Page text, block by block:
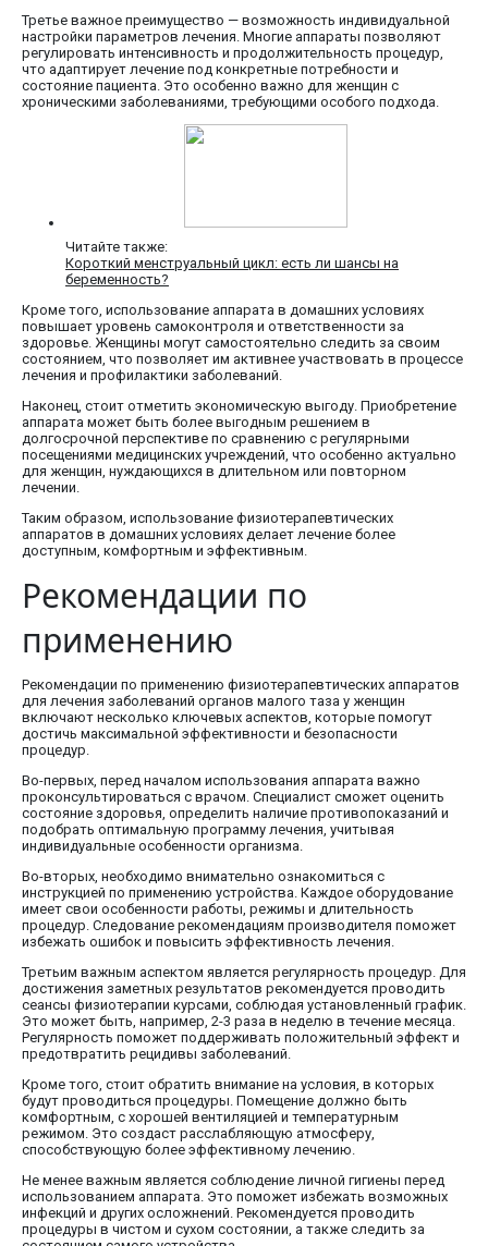
Третье важное преимущество — возможность индивидуальной
настройки параметров лечения. Многие аппараты позволяют
регулировать интенсивность и продолжительность процедур,
что адаптирует лечение под конкретные потребности и
состояние пациента. Это особенно важно для женщин с
хроническими заболеваниями, требующими особого подхода.
Читайте также:
Короткий менструальный цикл: есть ли шансы на
беременность?
Кроме того, использование аппарата в домашних условиях
повышает уровень самоконтроля и ответственности за
здоровье. Женщины могут самостоятельно следить за своим
состоянием, что позволяет им активнее участвовать в процессе
лечения и профилактики заболеваний.
Наконец, стоит отметить экономическую выгоду. Приобретение
аппарата может быть более выгодным решением в
долгосрочной перспективе по сравнению с регулярными
посещениями медицинских учреждений, что особенно актуально
для женщин, нуждающихся в длительном или повторном
лечении.
Таким образом, использование физиотерапевтических
аппаратов в домашних условиях делает лечение более
доступным, комфортным и эффективным.
Рекомендации по
применению
Рекомендации по применению физиотерапевтических аппаратов
для лечения заболеваний органов малого таза у женщин
включают несколько ключевых аспектов, которые помогут
достичь максимальной эффективности и безопасности
процедур.
Во-первых, перед началом использования аппарата важно
проконсультироваться с врачом. Специалист сможет оценить
состояние здоровья, определить наличие противопоказаний и
подобрать оптимальную программу лечения, учитывая
индивидуальные особенности организма.
Во-вторых, необходимо внимательно ознакомиться с
инструкцией по применению устройства. Каждое оборудование
имеет свои особенности работы, режимы и длительность
процедур. Следование рекомендациям производителя поможет
избежать ошибок и повысить эффективность лечения.
Третьим важным аспектом является регулярность процедур. Для
достижения заметных результатов рекомендуется проводить
сеансы физиотерапии курсами, соблюдая установленный график.
Это может быть, например, 2-3 раза в неделю в течение месяца.
Регулярность поможет поддерживать положительный эффект и
предотвратить рецидивы заболеваний.
Кроме того, стоит обратить внимание на условия, в которых
будут проводиться процедуры. Помещение должно быть
комфортным, с хорошей вентиляцией и температурным
режимом. Это создаст расслабляющую атмосферу,
способствующую более эффективному лечению.
Не менее важным является соблюдение личной гигиены перед
использованием аппарата. Это поможет избежать возможных
инфекций и других осложнений. Рекомендуется проводить
процедуры в чистом и сухом состоянии, а также следить за